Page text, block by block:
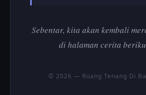
Sebentar, kita akan kembali
di halaman cerita
© 2026 — Ruang Tenang Di